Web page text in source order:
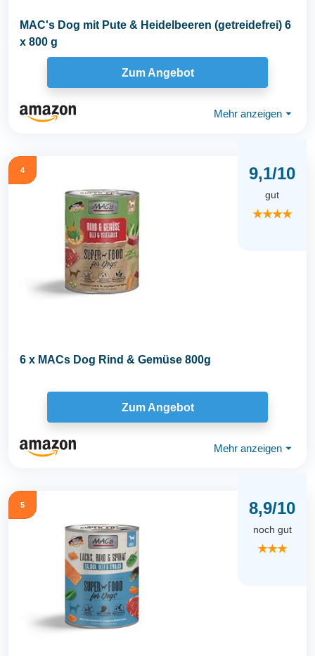
MAC's Dog mit Pute & Heidelbeeren (getreidefrei) 6
x 800 g
Zum Angebot
Mehr anzeigen ⏷
4 9,1/10
gut
★★★★
6 x MACs Dog Rind & Gemüse 800g
Zum Angebot
Mehr anzeigen ⏷
5 8,9/10
noch gut
★★★